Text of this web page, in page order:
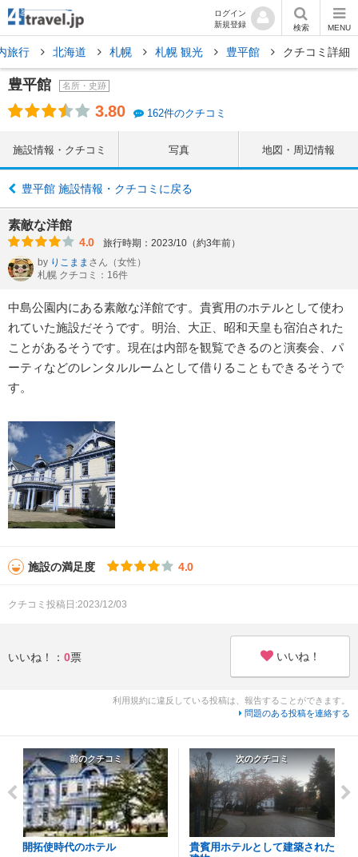
ログイン
新規登録
検索 MENU
旅行 北海道 札幌 札幌 観光 豊平館 クチコミ詳細
豊平館 名所・史跡
3.80 162件のクチコミ
施設情報・クチコミ 写真 地図・周辺情報
豊平館 施設情報・クチコミに戻る
素敵な洋館
4.0
旅行時期：2023/10（約3年前）
by りこまま さん （女性）
札幌 クチコミ：16件
中島公園内にある素敵な洋館です。貴賓用のホテルとして使わ
れていた施設だそうです。明治、大正、昭和天皇も宿泊された
ことがあるそうです。現在は内部を観覧できるのと演奏会、パ
ーティなどのレンタルルームとして借りることもできるそうで
す。
施設の満足度 4.0
クチコミ投稿日:2023/12/03
いいね！： 0票 いいね！
利用規約に違反している投稿は、報告することができます。
問題のある投稿を連絡する
前のクチコミ
開拓使時代のホテル
次のクチコミ
貴賓用ホテルとして建築された